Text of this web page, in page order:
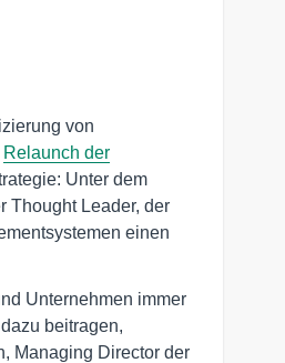
von
Relaunch der
Unter dem
Thought Leader, der
einen
Unternehmen immer
beitragen,
Managing Director der